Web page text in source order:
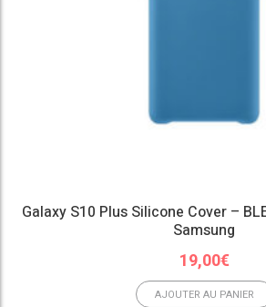
Galaxy S10 Plus Silicone Cover –
Samsung
19,00€
AJOUTER AU PANIER